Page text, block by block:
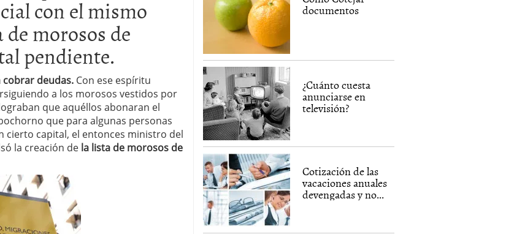
con el mismo
morosos de
pendiente.
cobrar deudas. Con ese espíritu
a los morosos vestidos por
que aquéllos abonaran el
que para algunas personas
cierto capital, el entonces ministro del
la creación de la lista de morosos de
documentos
¿Cuánto cuesta
anunciarse en
televisión?
Cotización de las
vacaciones anuales
devengadas y no...